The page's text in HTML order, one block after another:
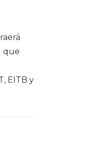
que
EITB y